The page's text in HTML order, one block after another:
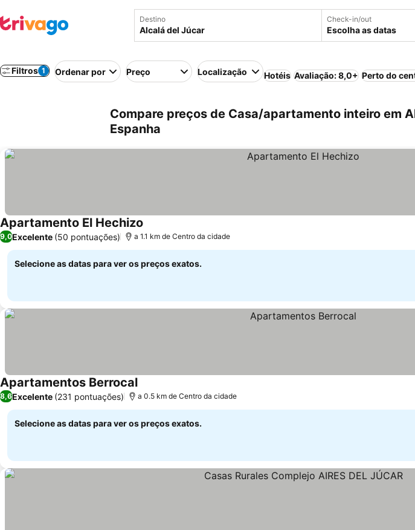
Destino Check-in/out
Escolha as datas
Filtros 1 Ordenar por Preço Localização Hotéis Avaliação: 8,0+ Perto do
Compare preços de Casa/apartamento inteiro em
Espanha
Apartamento El Hechizo
9,0Excelente (50 pontuações) a 1.1 km de Centro da cidade
Selecione as datas para ver os preços exatos.
Apartamentos BerrocalVer preços
8,6Excelente (231 pontuações) a 0.5 km de Centro da cidade
Selecione as datas para ver os preços exatos.